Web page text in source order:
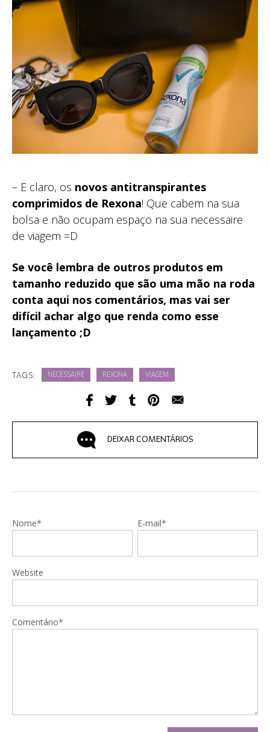
– E claro, os novos antitranspirantes
comprimidos de Rexona! Que cabem na sua
bolsa e não ocupam espaço na sua necessaire
de viagem =D
Se você lembra de outros produtos em
tamanho reduzido que são uma mão na roda
conta aqui nos comentários, mas vai ser
difícil achar algo que renda como esse
lançamento ;D
TAGS: NECESSAIRE REXONA VIAGEM
DEIXAR COMENTÁRIOS
Nome* E-mail*
Website
Comentário*